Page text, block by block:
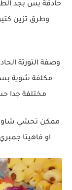
حادقة بس بجد
وطرق تزين
وصفة التورتة
مكلفة شوية
مختلفة جدا
ممكن تحشي
او فاهيتا